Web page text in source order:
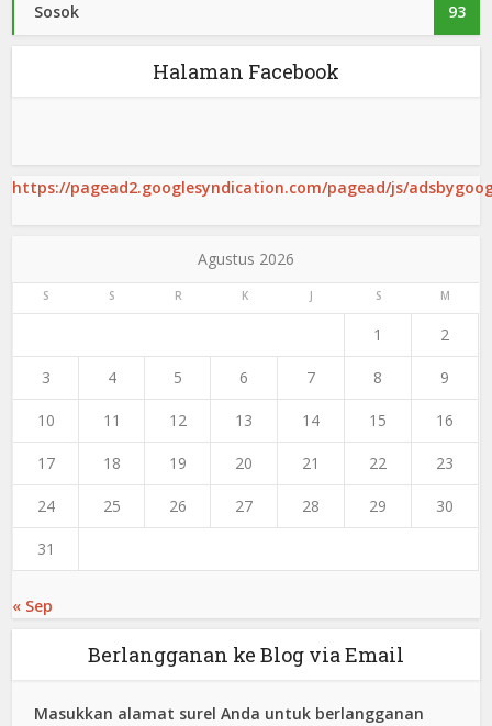
Sosok 93
Halaman Facebook
https://pagead2.googlesyndication.com/pagead/js/
Agustus 2026
S S R K J S M
1 2
3 4 5 6 7 8 9
10 11 12 13 14 15 16
17 18 19 20 21 22 23
24 25 26 27 28 29 30
31
« Sep
Berlangganan ke Blog via Email
Masukkan alamat surel Anda untuk berlangganan